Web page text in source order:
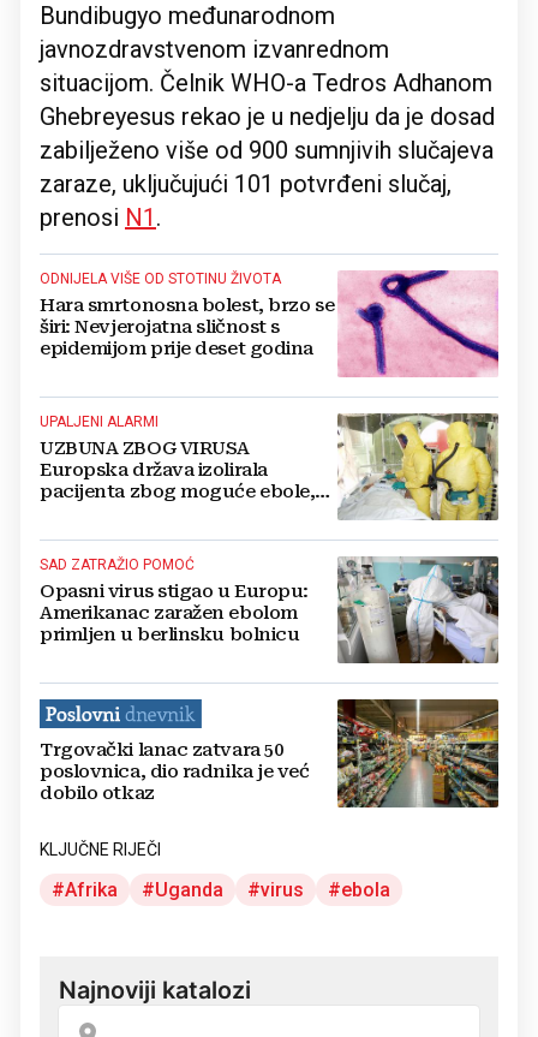
Bundibugyo međunarodnom
javnozdravstvenom izvanrednom
situacijom. Čelnik WHO-a Tedros Adhanom
Ghebreyesus rekao je u nedjelju da je dosad
zabilježeno više od 900 sumnjivih slučajeva
zaraze, uključujući 101 potvrđeni slučaj,
prenosi N1 .
ODNIJELA VIŠE OD STOTINU ŽIVOTA
Hara smrtonosna bolest, brzo se
širi: Nevjerojatna sličnost s
epidemijom prije deset godina
UPALJENI ALARMI
UZBUNA ZBOG VIRUSA
Europska država izolirala
pacijenta zbog moguće ebole,
SAD ZATRAŽIO POMOĆ
Opasni virus stigao u Europu:
Amerikanac zaražen ebolom
primljen u berlinsku bolnicu
Trgovački lanac zatvara 50
poslovnica, dio radnika je već
dobilo otkaz
KLJUČNE RIJEČI
Afrika Uganda virus ebola